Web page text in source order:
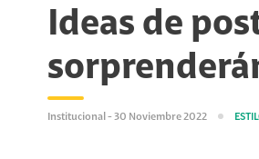
Sala de prensa
Blog Claro
Acceso y Educación
Copa Claro
Escuelas conectadas
Ideas de
Institucional - 30 Noviembre 2022